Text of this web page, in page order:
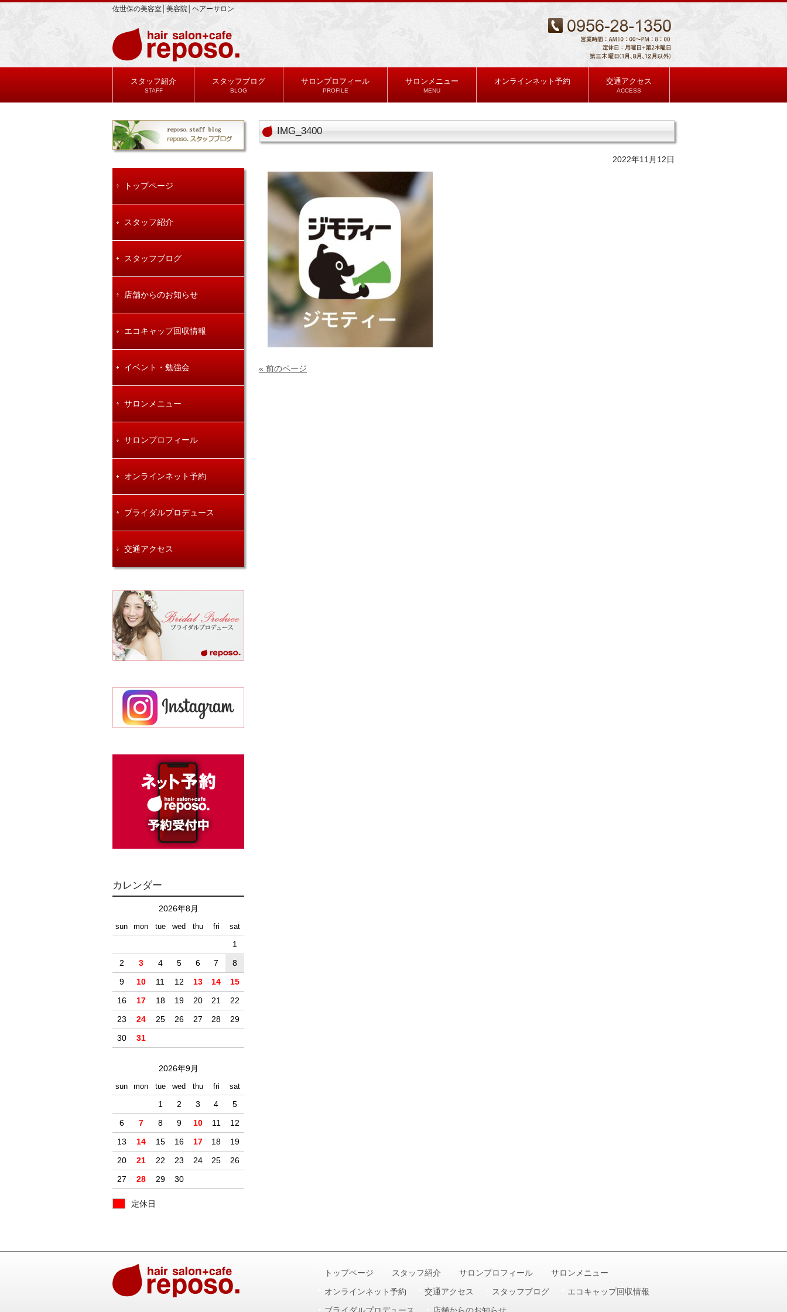
佐世保の美容室│美容院│ヘアーサロン
スタッフ紹介
STAFF
スタッフブログ
BLOG
サロンプロフィール
PROFILE
サロンメニュー
MENU
オンラインネット予約 交通アクセス
ACCESS
IMG_3400
2022年11月12日
« 前のページ
トップページ
スタッフ紹介
スタッフブログ
店舗からのお知らせ
エコキャップ回収情報
イベント・勉強会
サロンメニュー
サロンプロフィール
オンラインネット予約
ブライダルプロデュース
交通アクセス
カレンダー
2026年8月
sun mon tue wed thu fri sat
1
2
3 4 5 6 7
8
9
10 11 12 13 14
15
16
17 18 19 20 21
22
23
24 25 26 27 28
29
30
31
2026年9月
sun mon tue wed thu fri sat
1 2 3 4
5
6
7 8 9 10 11
12
13
14 15 16 17 18
19
20
21 22 23 24 25
26
27
28 29 30
定休日
トップページ スタッフ紹介 サロンプロフィール サロンメニュー
オンラインネット予約 交通アクセス スタッフブログ エコキャップ回収情報